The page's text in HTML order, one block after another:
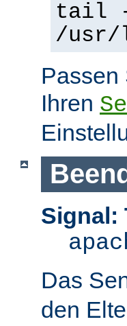
tail
/usr/
Passen
Ihren
Signal:
Das
den